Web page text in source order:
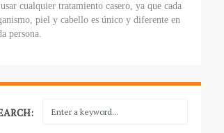
cualquier tratamiento casero, ya que cada
piel y cabello es único y diferente en
persona.